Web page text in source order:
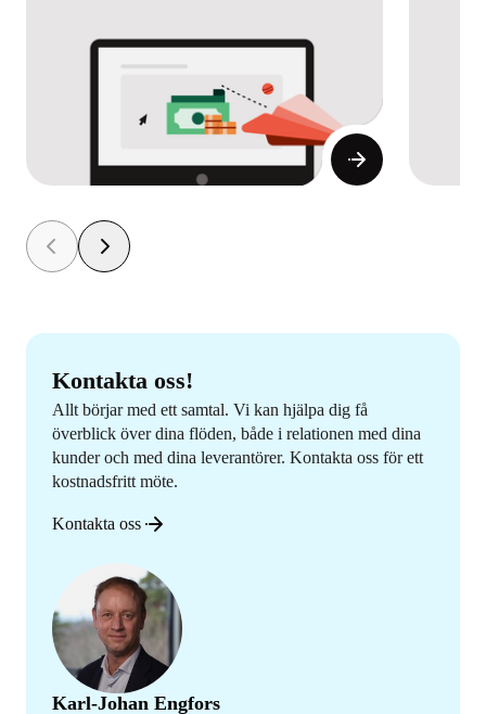
Kontakta oss!
Allt börjar med ett samtal. Vi kan hjälpa dig få
överblick över dina flöden, både i relationen med dina
kunder och med dina leverantörer. Kontakta oss för ett
kostnadsfritt möte.
Kontakta oss
Karl-Johan Engfors